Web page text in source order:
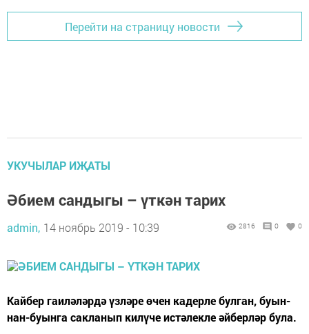
Перейти на страницу новости
УКУЧЫЛАР ИҖАТЫ
Әби­ем сан­ды­гы – үт­кән та­рих
admin, 14 ноябрь 2019 - 10:39 2816 0 0
Кай­бер га­и­лә­ләр­дә үз­лә­ре өчен ка­дер­ле бул­ган, бу­ын­
нан-бу­ын­га сак­ла­нып ки­лү­че ис­тә­лек­ле әй­бер­ләр бу­ла.